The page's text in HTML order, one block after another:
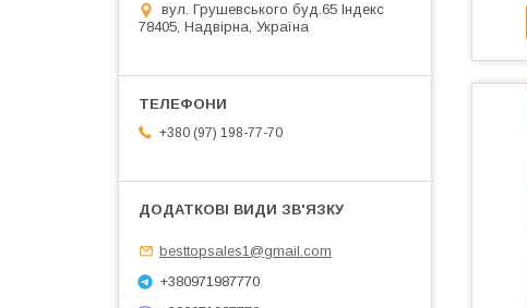
вул. Грушевського буд.65 Індекс
78405, Надвірна, Україна
+380 (97) 198-77-70
besttopsales1@gmail.com
+380971987770